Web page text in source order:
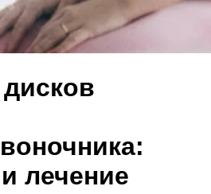
лечение